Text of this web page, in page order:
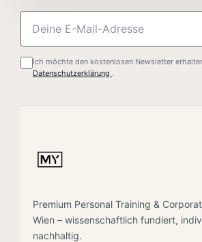
Ich möchte den kostenlosen Newsletter
Datenschutzerklärung .
Premium Personal Training &
Wien – wissenschaftlich fundiert,
nachhaltig.